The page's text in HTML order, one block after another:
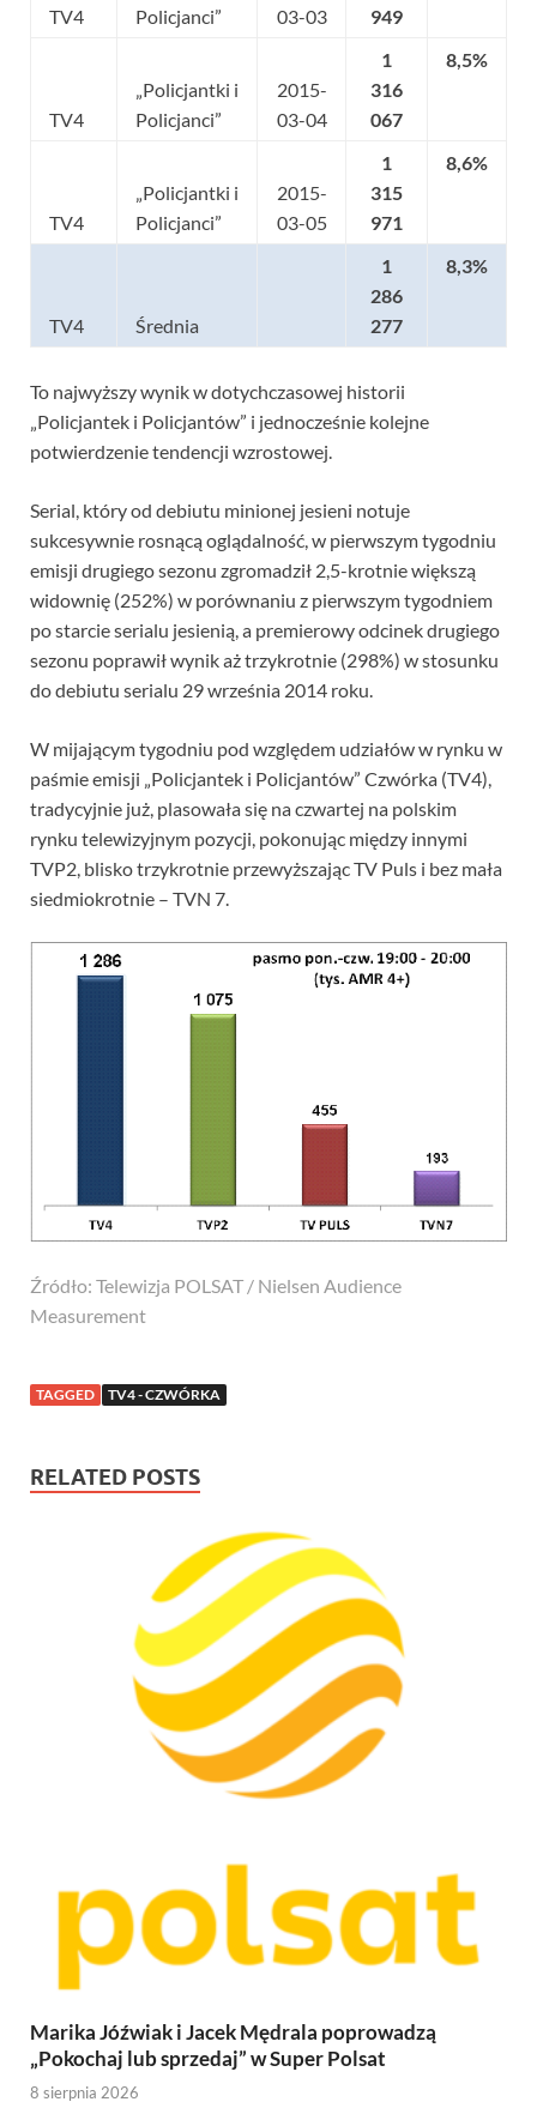
TV4
Policjanci”
03-03
949
TV4
„Policjantki i
Policjanci”
2015-
03-04
1
316
067
8,5%
TV4
„Policjantki i
Policjanci”
2015-
03-05
1
315
971
8,6%
TV4 Średnia
1
286
277
8,3%
To najwyższy wynik w dotychczasowej historii
„Policjantek i Policjantów” i jednocześnie kolejne
potwierdzenie tendencji wzrostowej.
Serial, który od debiutu minionej jesieni notuje
sukcesywnie rosnącą oglądalność, w pierwszym tygodniu
emisji drugiego sezonu zgromadził 2,5-krotnie większą
widownię (252%) w porównaniu z pierwszym tygodniem
po starcie serialu jesienią, a premierowy odcinek drugiego
sezonu poprawił wynik aż trzykrotnie (298%) w stosunku
do debiutu serialu 29 września 2014 roku.
W mijającym tygodniu pod względem udziałów w rynku w
paśmie emisji „Policjantek i Policjantów” Czwórka (TV4),
tradycyjnie już, plasowała się na czwartej na polskim
rynku telewizyjnym pozycji, pokonując między innymi
TVP2, blisko trzykrotnie przewyższając TV Puls i bez mała
siedmiokrotnie – TVN 7.
Źródło: Telewizja POLSAT / Nielsen Audience
Measurement
TAGGED TV4 - CZWÓRKA
RELATED POSTS
Marika Jóźwiak i Jacek Mędrala poprowadzą
„Pokochaj lub sprzedaj” w Super Polsat
8 sierpnia 2026